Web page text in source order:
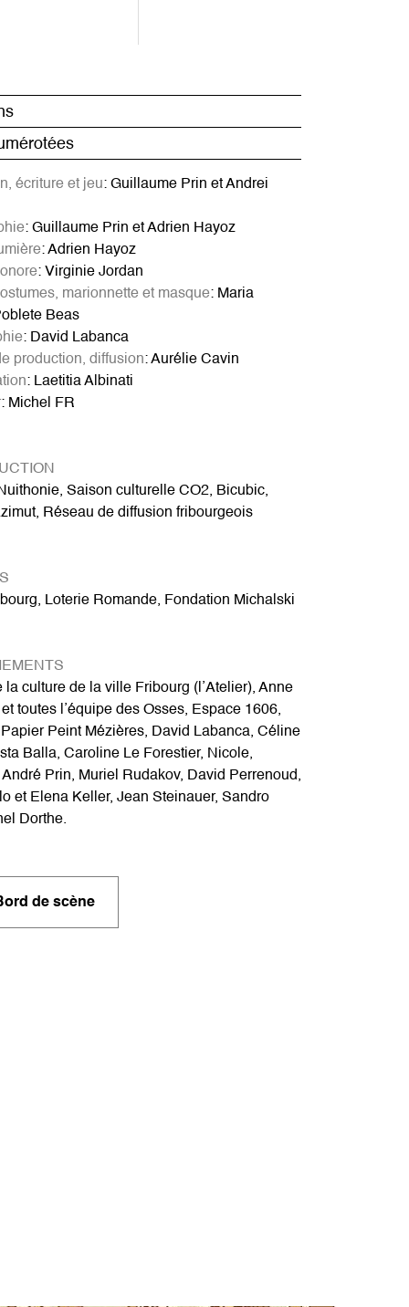
écriture et jeu: Guillaume Prin et Andrei
: Guillaume Prin et Adrien Hayoz
: Adrien Hayoz
: Virginie Jordan
marionnette et masque: Maria
Beas
: David Labanca
production, diffusion: Aurélie Cavin
: Laetitia Albinati
: Michel FR
Saison culturelle CO2, Bicubic,
Réseau de diffusion fribourgeois
Loterie Romande, Fondation Michalski
la culture de la ville Fribourg (l’Atelier), Anne
toutes l’équipe des Osses, Espace 1606,
Peint Mézières, David Labanca, Céline
Balla, Caroline Le Forestier, Nicole,
Prin, Muriel Rudakov, David Perrenoud,
et Elena Keller, Jean Steinauer, Sandro
Dorthe.
de scène